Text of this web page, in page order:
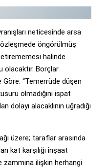
neticesinde arsa
öngörülmüş
halinde
olacaktır. Borçlar
“Temerrüde düşen
olmadığını ispat
dolayı alacaklının uğradığı
üzere; taraflar arasında
kat karşılığı inşaat
ilişkin herhangi